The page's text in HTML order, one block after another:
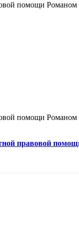
помощи
помощи
правовой